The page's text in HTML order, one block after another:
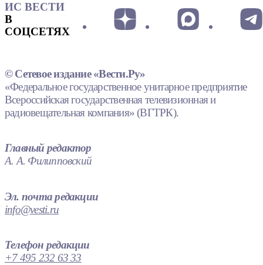
ИС ВЕСТИ
В
СОЦСЕТЯХ
© Сетевое издание «Вести.Ру»
«Федеральное государственное унитарное предприятие
Всероссийская государственная телевизионная и
радиовещательная компания» (ВГТРК).
Главный редактор
А. А. Филипповский
Эл. почта редакции
info@vesti.ru
Телефон редакции
+7 495 232 63 33